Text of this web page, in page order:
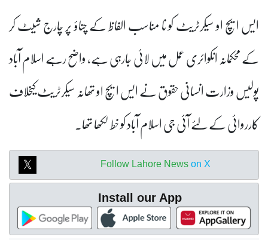
ایس ایچ او سیکرٹریٹ کو نا مناسب الفاظ کے چناؤ پر چارج شیٹ کر
کے محکمانہ انکوائری عمل میں لائی جارہی ہے، واضح رہے اسلام آباد
پولیس وزارت انسانی حقوق نے ایس ایچ او تھانہ سیکرٹریٹ کیخلاف
کارروائی کے لئے آئی جی اسلام آباد کو خط لکھا تھا۔
Follow Lahore News on X
Install our App